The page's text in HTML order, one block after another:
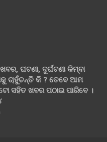
ଘଟଣା, ଦୁର୍ଘଟଣା କିମ୍ବା
ଚାହୁଁଚନ୍ତି କି ? ତେବେ ଆମ
ସହିତ ଖବର ପଠାଇ ପାରିବେ ।